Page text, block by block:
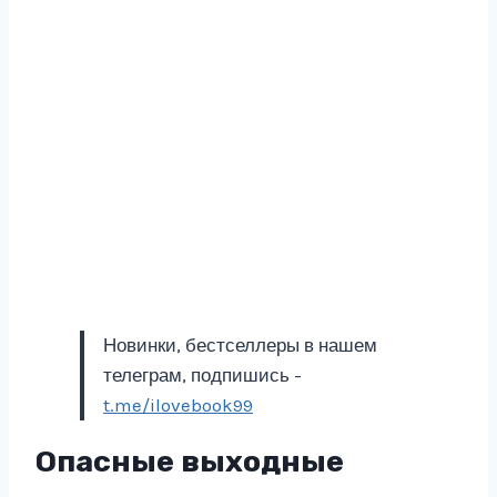
Новинки, бестселлеры в нашем
телеграм, подпишись -
t.me/ilovebook99
Опасные выходные